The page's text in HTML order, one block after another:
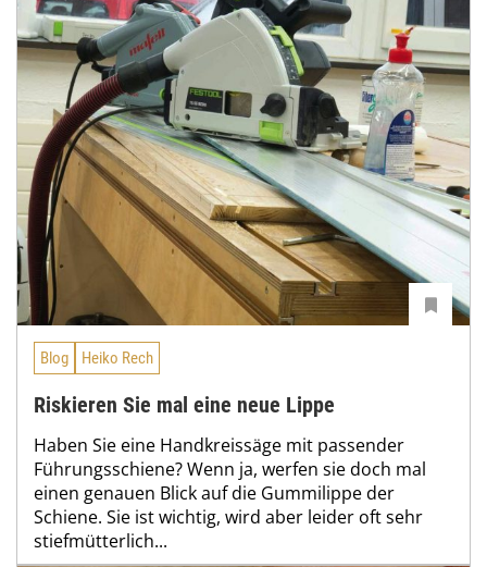
Blog Heiko Rech
Riskieren Sie mal eine neue Lippe
Haben Sie eine Handkreissäge mit passender
Führungsschiene? Wenn ja, werfen sie doch mal
einen genauen Blick auf die Gummilippe der
Schiene. Sie ist wichtig, wird aber leider oft sehr
stiefmütterlich...